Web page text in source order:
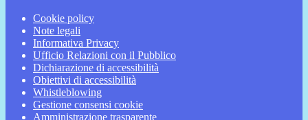
Cookie policy
Note legali
Informativa Privacy
Ufficio Relazioni con il Pubblico
Dichiarazione di accessibilità
Obiettivi di accessibilità
Whistleblowing
Gestione consensi cookie
Amministrazione trasparente